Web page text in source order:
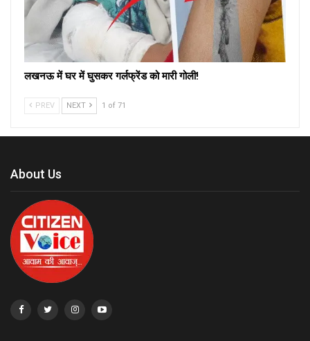
लखनऊ में घर में घुसकर गर्लफ्रेंड को मारी गोली!
PREV NEXT 1 of 71
About Us